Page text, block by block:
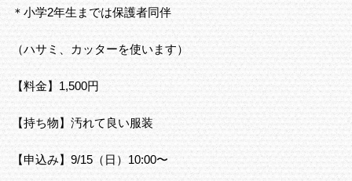
＊小学2年生までは保護者同伴
（ハサミ、カッターを使います）
【料金】1,500円
【持ち物】汚れて良い服装
【申込み】9/15（日）10:00〜